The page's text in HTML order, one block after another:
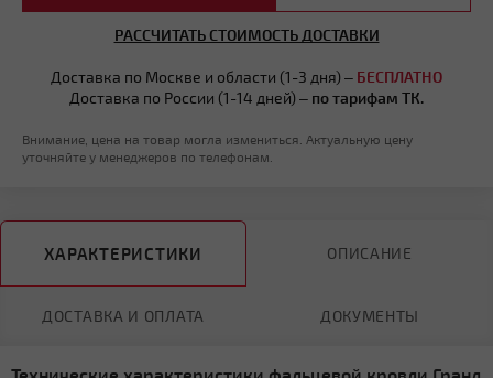
РАССЧИТАТЬ СТОИМОСТЬ ДОСТАВКИ
Доставка по Москве и области (1-3 дня) – БЕСПЛАТНО
Доставка по России (1-14 дней) – по тарифам ТК.
Внимание, цена на товар могла измениться. Актуальную цену
уточняйте у менеджеров по телефонам.
ХАРАКТЕРИСТИКИ ОПИСАНИЕ
ДОСТАВКА И ОПЛАТА ДОКУМЕНТЫ
Технические характеристики фальцевой кровли Гранд